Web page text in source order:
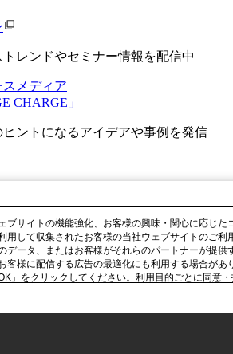
レンドやセミナー情報を配信中
スメディア
CHARGE」
ヒントになるアイデアや事例を発信
ブサイトの機能強化、お客様の興味・関心に応じ
用して収集されたお客様の当社ウェブサイトのご
データ、またはお客様がそれらのパートナーが提
客様に配信する広告の最適化にも利用する場合が
」をクリックしてください。利用目的ごとに同意